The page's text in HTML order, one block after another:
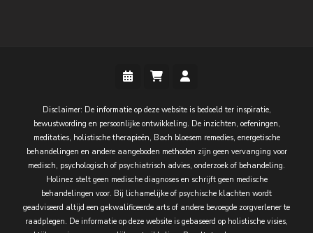
Disclaimer: De informatie op deze website is bedoeld ter inspiratie,
bewustwording en persoonlijke ontwikkeling. De inzichten, oefeningen,
meditaties, holistische therapieën, Bach bloesem remedies, energetische
behandelingen en andere aangeboden methoden zijn geen vervanging voor
medisch, psychologisch of psychiatrisch advies, onderzoek of behandeling.
Holinez stelt geen medische diagnoses en schrijft geen medische
behandelingen voor. Bij lichamelijke of psychische klachten wordt
geadviseerd altijd een gekwalificeerde arts of andere bevoegde zorgverlener te
raadplegen. De informatie op deze website is gebaseerd op holistische visies,